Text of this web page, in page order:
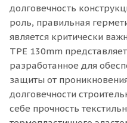
долговечность
роль, правильная
является критически
TPE 130mm
разработанное для
защиты от
долговечности
себе прочность